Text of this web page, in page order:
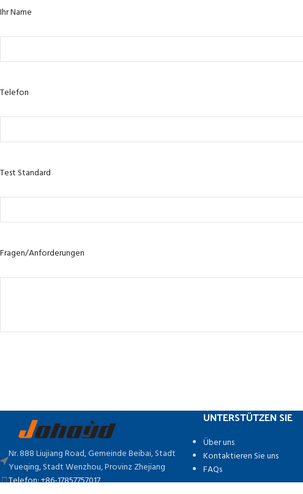
Ihr Name
Telefon
Test Standard
Fragen/Anforderungen
Nr. 888 Liujiang Road, Gemeinde Beibai, Stadt
Yueqing, Stadt Wenzhou, Provinz Zhejiang
Telefon: +86-17857757017
UNTERSTÜTZEN SIE
Über uns
Kontaktieren Sie uns
FAQs